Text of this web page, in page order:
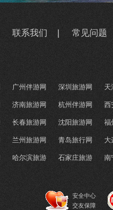
联系我们 常见问题
广州伴游网 深圳旅游网 天
济南旅游网 杭州伴游网 西
长春旅游网 沈阳旅游网 福
兰州旅游网 青岛旅行网 大
哈尔滨旅游 石家庄旅游 南
安全中心
交友保障